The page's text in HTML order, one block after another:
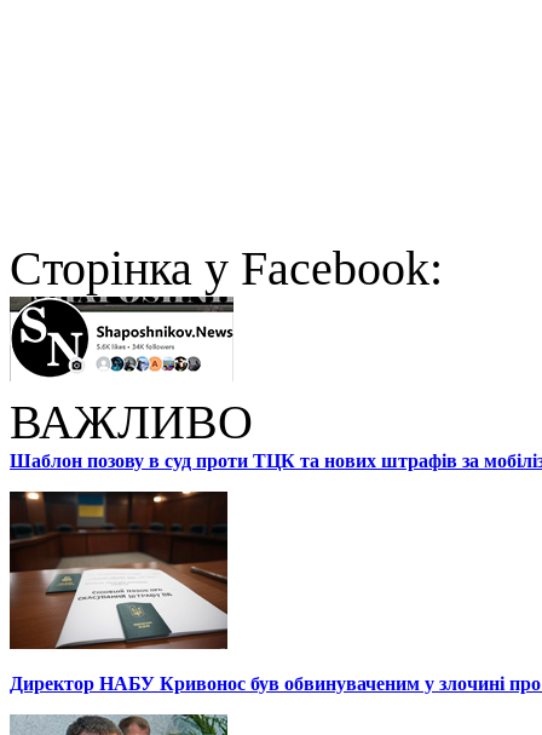
Cторінка у Facebook:
ВАЖЛИВО
Шаблон позову в суд проти ТЦК та нових штрафів за
Директор НАБУ Кривонос був обвинуваченим у злочині про